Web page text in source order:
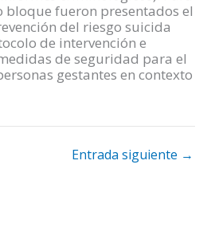
fueron presentados el
del riesgo suicida
de intervención e
de seguridad para el
gestantes en contexto
Entrada siguiente →